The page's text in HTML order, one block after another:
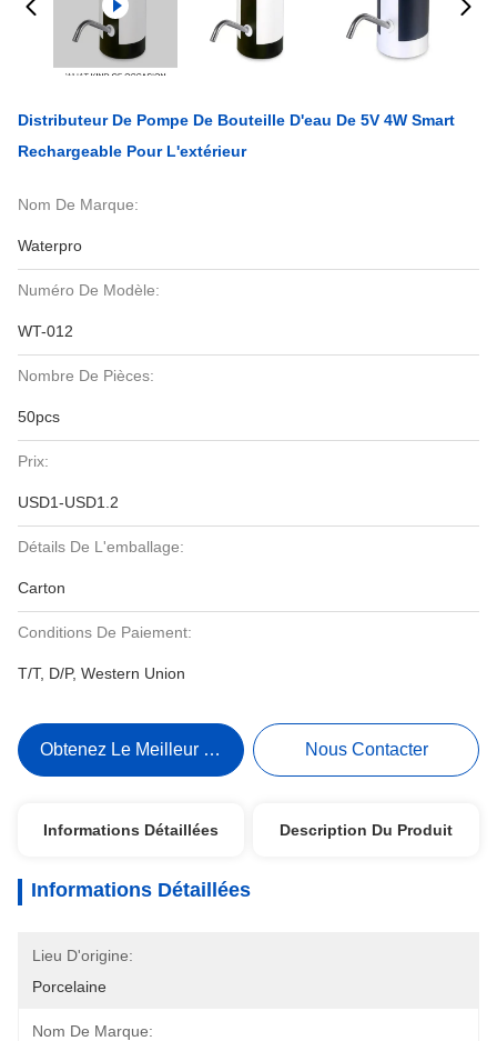
Distributeur De Pompe De Bouteille D'eau De 5V 4W Smart
Rechargeable Pour L'extérieur
Nom De Marque:
Waterpro
Numéro De Modèle:
WT-012
Nombre De Pièces:
50pcs
Prix:
USD1-USD1.2
Détails De L'emballage:
Carton
Conditions De Paiement:
T/T, D/P, Western Union
Obtenez Le Meilleur Prix Nous Contacter
Informations Détaillées Description Du Produit
Informations Détaillées
Lieu D'origine:
Porcelaine
Nom De Marque: